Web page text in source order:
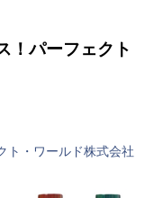
！パーフェクト
ト・ワールド株式会社